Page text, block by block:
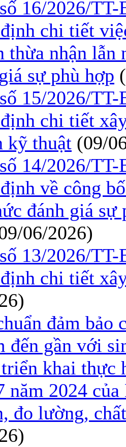
16/2026/
chi tiết
thừa nhận lẫn
sự phù hợp
15/2026/
chi tiết
kỹ thuật (09/
14/2026/
về công
đánh giá sự
06/2026)
13/2026/
chi tiết
đảm bảo
đến gần với
khai thực
năm 2024
đo lường,